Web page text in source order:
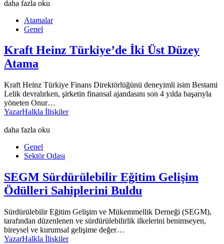
daha fazla oku
Atamalar
Genel
Kraft Heinz Türkiye’de İki Üst Düzey
Atama
Kraft Heinz Türkiye Finans Direktörlüğünü deneyimli isim Bestami
Lelik devralırken, şirketin finansal ajandasını son 4 yılda başarıyla
yöneten Onur…
YazarHalkla İlişkiler
daha fazla oku
Genel
Sektör Odası
SEGM Sürdürülebilir Eğitim Gelişim
Ödülleri Sahiplerini Buldu
Sürdürülebilir Eğitim Gelişim ve Mükemmellik Derneği (SEGM),
tarafından düzenlenen ve sürdürülebilirlik ilkelerini benimseyen,
bireysel ve kurumsal gelişime değer…
YazarHalkla İlişkiler